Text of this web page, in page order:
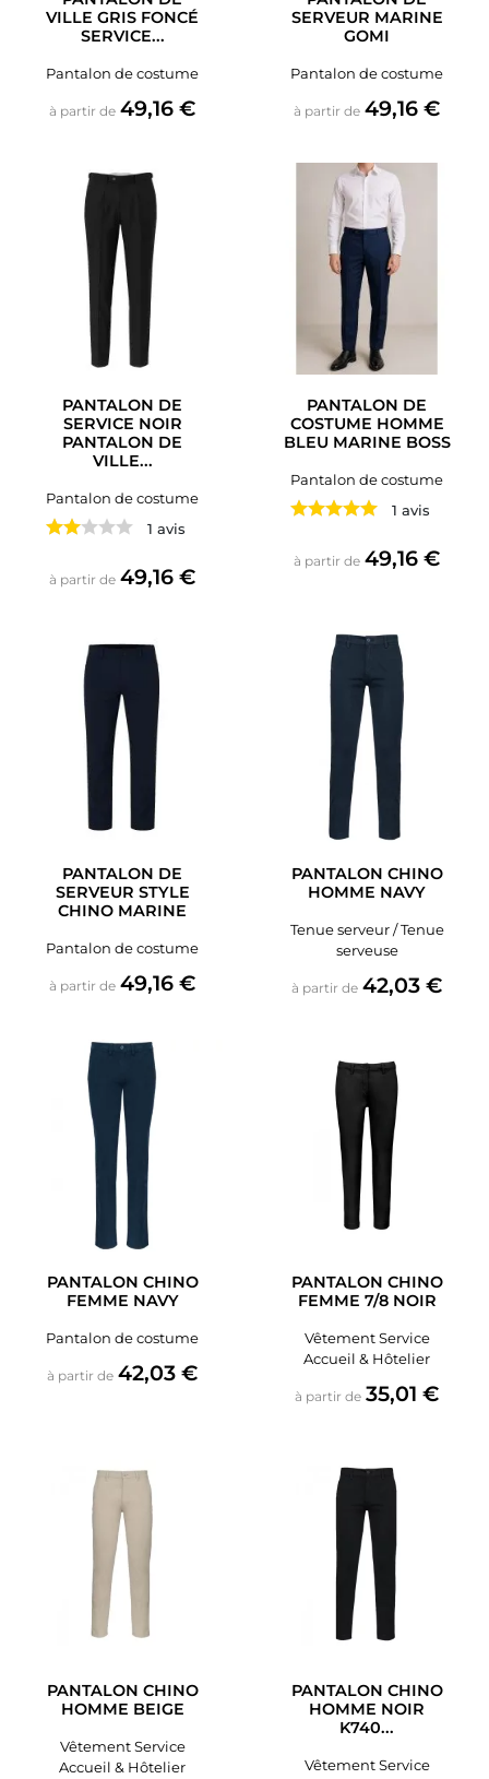
VILLE GRIS FONCÉ
SERVICE...
Pantalon de costume
à partir de Prix
49,16 €
SERVEUR MARINE
GOMI
Pantalon de costume
à partir de Prix
49,16 €
PANTALON DE
SERVICE NOIR
PANTALON DE
VILLE...
Pantalon de costume
1 avis
à partir de Prix
49,16 €
PANTALON DE
COSTUME HOMME
BLEU MARINE BOSS
Pantalon de costume
1 avis
à partir de Prix
49,16 €
PANTALON DE
SERVEUR STYLE
CHINO MARINE
Pantalon de costume
à partir de Prix
49,16 €
PANTALON CHINO
HOMME NAVY
Tenue serveur / Tenue
serveuse
à partir de Prix
42,03 €
PANTALON CHINO
FEMME NAVY
Pantalon de costume
à partir de Prix
42,03 €
PANTALON CHINO
FEMME 7/8 NOIR
Vêtement Service
Accueil & Hôtelier
à partir de Prix
35,01 €
PANTALON CHINO
HOMME BEIGE
Vêtement Service
Accueil & Hôtelier
PANTALON CHINO
HOMME NOIR
K740...
Vêtement Service